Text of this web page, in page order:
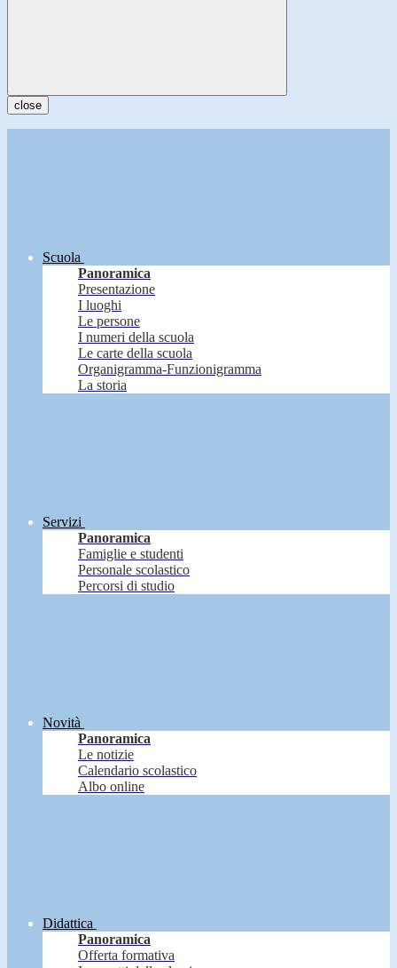
close
Scuola
Panoramica
Presentazione
I luoghi
Le persone
I numeri della scuola
Le carte della scuola
Organigramma-Funzionigramma
La storia
Servizi
Panoramica
Famiglie e studenti
Personale scolastico
Percorsi di studio
Novità
Panoramica
Le notizie
Calendario scolastico
Albo online
Didattica
Panoramica
Offerta formativa